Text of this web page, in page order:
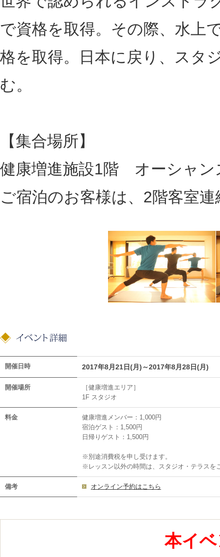
で資格を取得。その際、水上
格を取得。日本に戻り、スタ
む。
【集合場所】
健康増進施設1階 オーシャ
ご宿泊のお客様は、2階客室
開催日時 2017年8月21日(月)～2017年8月28日(月)
開催場所
［健康増進エリア］
1F スタジオ
料金
健康増進メンバー：1,000円
宿泊ゲスト：1,500円
日帰りゲスト：1,500円
※別途消費税を申し受けます。
※レッスン以外の時間は、スタジオ・テラスを
備考 オンライン予約はこちら
本イ